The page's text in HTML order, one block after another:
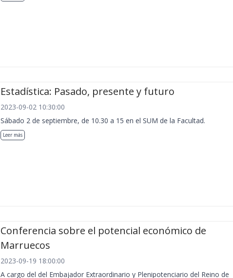
Estadística: Pasado, presente y futuro
2023-09-02 10:30:00
Sábado 2 de septiembre, de 10.30 a 15 en el SUM de la Facultad.
Leer más
Conferencia sobre el potencial económico de
Marruecos
2023-09-19 18:00:00
A cargo del del Embajador Extraordinario y Plenipotenciario del Reino de